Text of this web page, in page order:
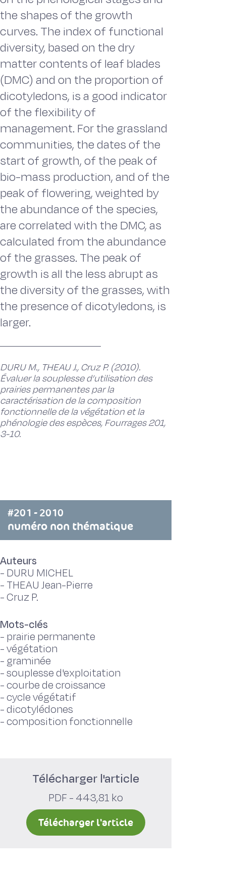
the shapes of the growth
curves. The index of functional
diversity, based on the dry
matter contents of leaf blades
(DMC) and on the proportion of
dicotyledons, is a good indicator
of the flexibility of
management. For the grassland
communities, the dates of the
start of growth, of the peak of
bio-mass production, and of the
peak of flowering, weighted by
the abundance of the species,
are correlated with the DMC, as
calculated from the abundance
of the grasses. The peak of
growth is all the less abrupt as
the diversity of the grasses, with
the presence of dicotyledons, is
larger.
DURU M., THEAU J., Cruz P. (2010).
Évaluer la souplesse d’utilisation des
prairies permanentes par la
caractérisation de la composition
fonctionnelle de la végétation et la
phénologie des espèces, Fourrages 201,
3-10.
#201 - 2010
numéro non thématique
Auteurs
- DURU MICHEL
- THEAU Jean-Pierre
-Cruz P.
Mots-clés
- prairie permanente
-végétation
- graminée
-souplesse d'exploitation
-courbe de croissance
-cycle végétatif
-dicotylédones
-composition fonctionnelle
Télécharger l'article
PDF - 443,81 ko
Télécharger l'article